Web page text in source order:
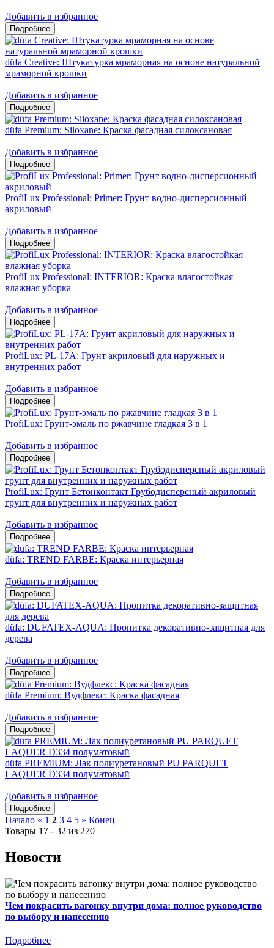
Добавить в избранное
düfa Creative: Штукатурка мраморная на основе натуральной
мраморной крошки
Добавить в избранное
düfa Premium: Siloxane: Краска фасадная силоксановая
Добавить в избранное
ProfiLux Professional: Primer: Грунт водно-дисперсионный
акриловый
Добавить в избранное
ProfiLux Professional: INTERIOR: Краска влагостойкая
влажная уборка
Добавить в избранное
ProfiLux: PL-17A: Грунт акриловый для наружных и
внутренних работ
Добавить в избранное
ProfiLux: Грунт-эмаль по ржавчине гладкая 3 в 1
Добавить в избранное
ProfiLux: Грунт Бетонконтакт Грубодисперсный акриловый
грунт для внутренних и наружных работ
Добавить в избранное
düfa: TREND FARBE: Краска интерьерная
Добавить в избранное
düfa: DUFATEX-AQUA: Пропитка декоративно-защитная для
дерева
Добавить в избранное
düfa Premium: Вудфлекс: Краска фасадная
Добавить в избранное
düfa PREMIUM: Лак полиуретановый PU PARQUET
LAQUER D334 полуматовый
Добавить в избранное
Начало « 1 2 3 4 5 » Конец
Товары 17 - 32 из 270
Новости
Чем покрасить вагонку внутри дома: полное руководство
по выбору и нанесению
Подробнее